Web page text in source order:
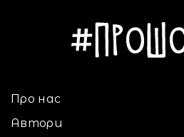
Про нас
Автори